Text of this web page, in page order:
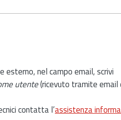
esterno, nel campo email, scrivi
utente(ricevuto tramite email
contatta l’assistenza